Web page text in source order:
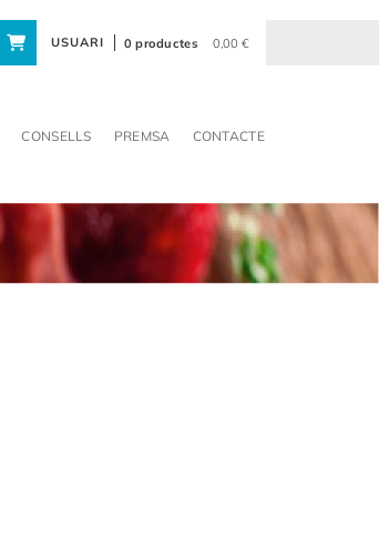
USUARI 0 productes 0,00 €
CONSELLS PREMSA CONTACTE